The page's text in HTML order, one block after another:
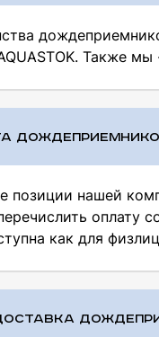
Также
нашей
оплату
как для